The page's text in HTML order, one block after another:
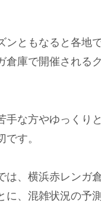
ンともなると各地
倉庫で開催される
手な方やゆっくり
す。
は、横浜赤レンガ
に、混雑状況の予